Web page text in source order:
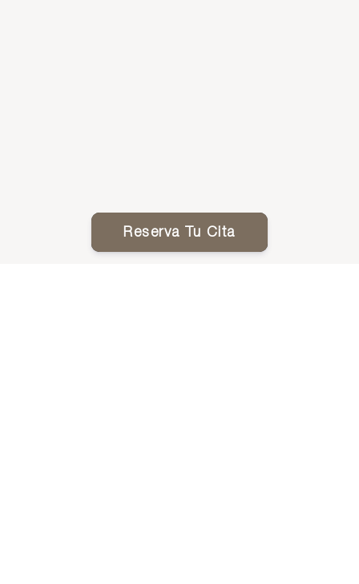
Reserva Tu Cita